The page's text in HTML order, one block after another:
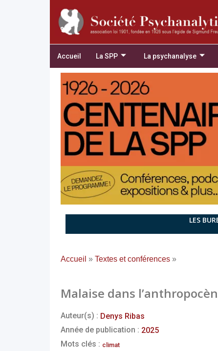
Accueil La SPP La psychanalyse
LES
Accueil » Textes et conférences »
Malaise dans
Auteur(s) : Denys Ribas
Année de publication : 2025
Mots clés : climat